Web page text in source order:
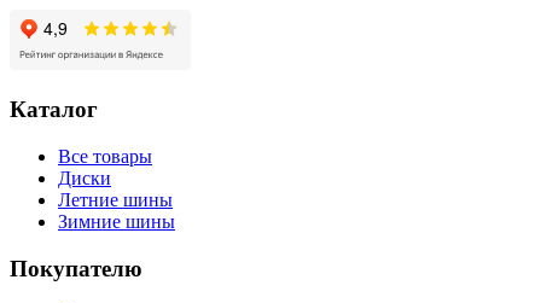
Каталог
Все товары
Диски
Летние шины
Зимние шины
Покупателю